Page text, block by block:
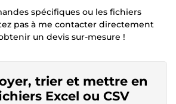
spécifiques ou les fichiers
pas à me contacter directement
un devis sur-mesure !
trier et mettre en
Excel ou CSV